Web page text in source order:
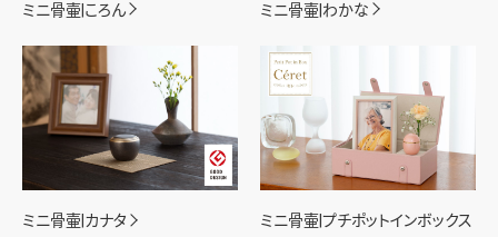
ミニ骨壷|ころん ミニ骨壷|わかな
ミニ骨壷|カナタ
ミニ骨壷|プチポットインボックス